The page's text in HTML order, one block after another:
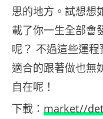
思的地方。試想想
載了你一生全部會
呢？ 不過這些運
適合的跟著做也無
自在呢！
下載： market//